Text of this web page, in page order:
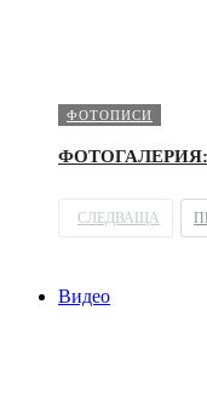
ФОТОПИСИ
ФОТОГАЛЕРИЯ:
СЛЕДВАЩА
Видео